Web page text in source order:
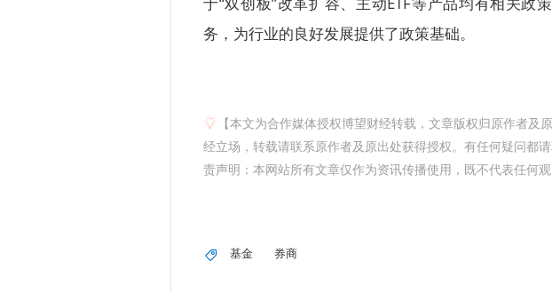
务，为行业的良好发展提供了政策基础。
【本文为合作媒体授权博望财经转载，文章版权归原作者
经立场，转载请联系原作者及原出处获得授权。有任何疑问都
责声明：本网站所有文章仅作为资讯传播使用，既不代表任何
基金 券商